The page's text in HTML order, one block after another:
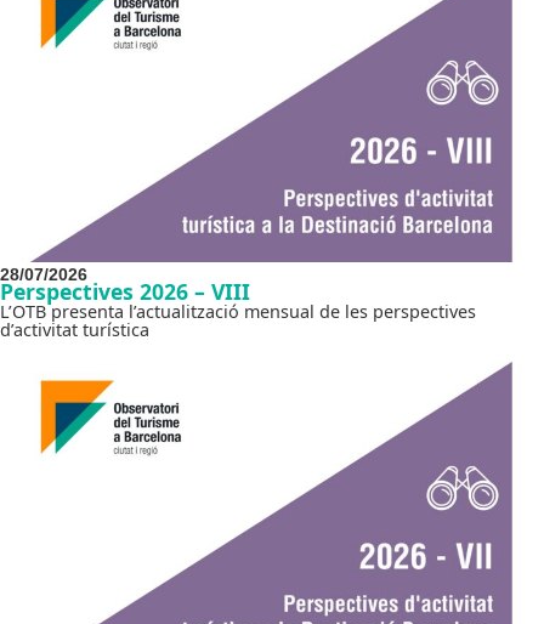
28/07/2026
Perspectives 2026 – VIII
L’OTB presenta l’actualització mensual de les perspectives
d’activitat turística